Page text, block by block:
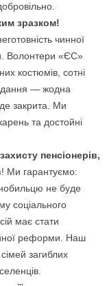
зразком!
чинної
Волонтери «ЄС»
костюмів, сотні
— жодна
закрита. Ми
та достойні
пенсіонерів,
! Ми гарантуємо:
не буде
соціального
має стати
реформи. Наш
загиблих